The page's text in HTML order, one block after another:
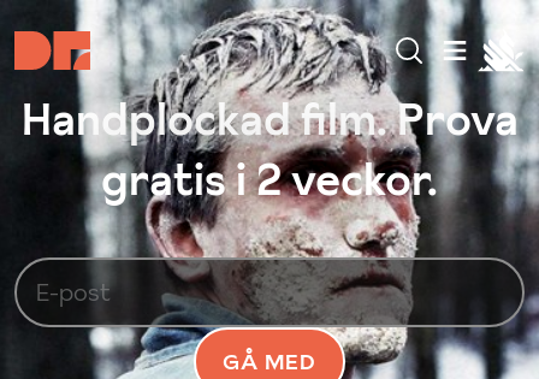
Handplockad film. Prova
gratis i 2 veckor.
GÅ MED